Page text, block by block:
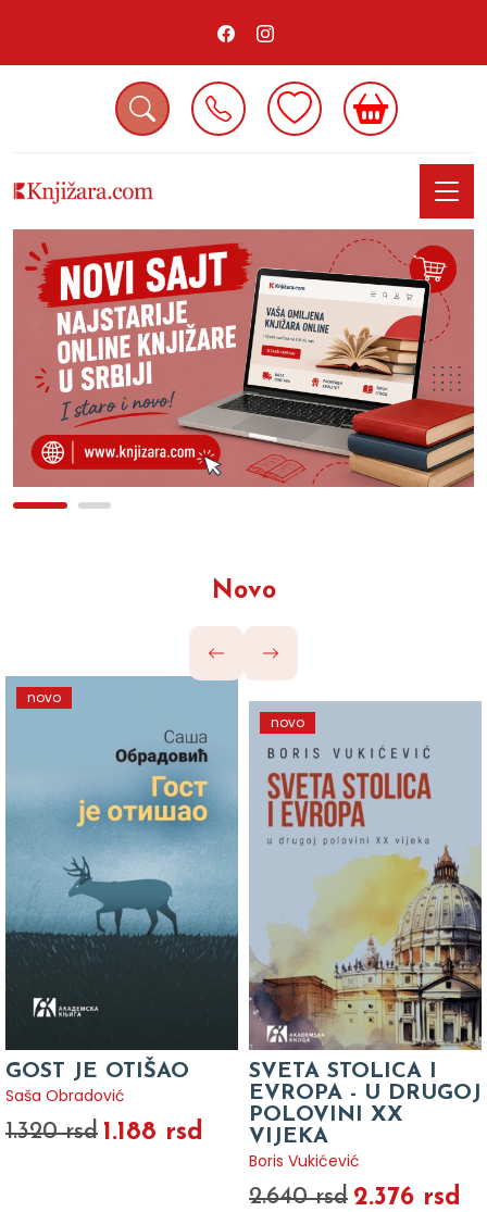
Novo
novo
GOST JE OTIŠAO
Saša Obradović
1.320 rsd 1.188 rsd
novo
SVETA STOLICA I
EVROPA - U DRUGOJ
POLOVINI XX
VIJEKA
Boris Vukićević
2.640 rsd 2.376 rsd